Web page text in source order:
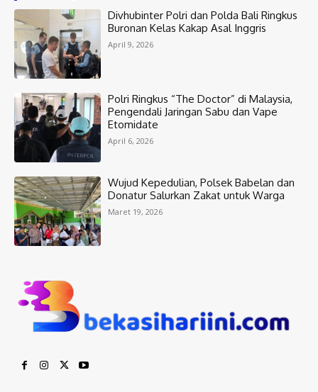
Divhubinter Polri dan Polda Bali Ringkus
Buronan Kelas Kakap Asal Inggris
April 9, 2026
Polri Ringkus “The Doctor” di Malaysia,
Pengendali Jaringan Sabu dan Vape
Etomidate
April 6, 2026
Wujud Kepedulian, Polsek Babelan dan
Donatur Salurkan Zakat untuk Warga
Maret 19, 2026